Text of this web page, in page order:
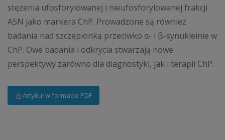
stężenia ufosforylowanej i nieufosforylowanej frakcji
ASN jako markera ChP. Prowadzone są również
badania nad szczepionką przeciwko α- i β-synukleinie w
ChP. Owe badania i odkrycia stwarzają nowe
perspektywy zarówno dla diagnostyki, jak i terapii ChP.
Artykuł w formacie PDF